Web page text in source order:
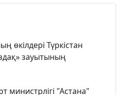
өкілдері Түркістан
зауытының
министрлігі "Астана"